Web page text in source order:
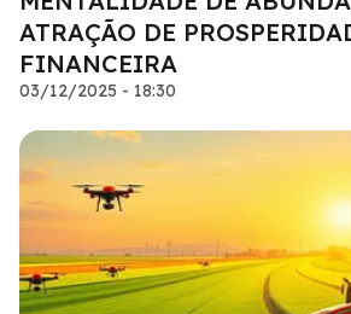
ATRAÇÃO DE
FINANCEIRA
03/12/2025 - 18:30